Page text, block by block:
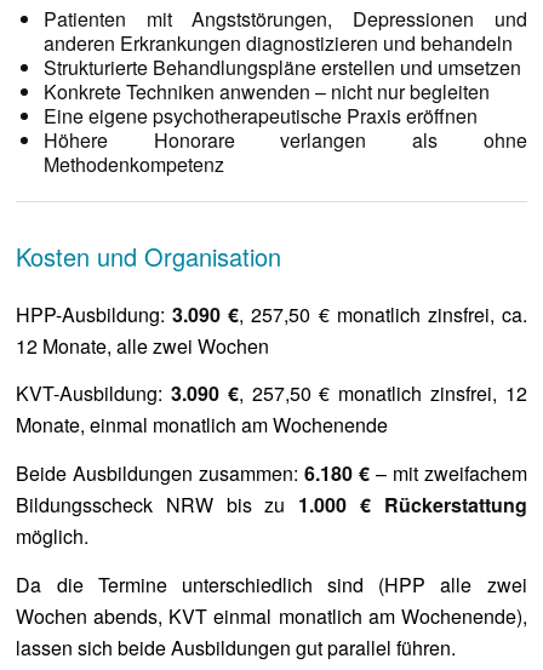
Patienten mit Angststörungen, Depressionen und
anderen Erkrankungen diagnostizieren und behandeln
Strukturierte Behandlungspläne erstellen und umsetzen
Konkrete Techniken anwenden – nicht nur begleiten
Eine eigene psychotherapeutische Praxis eröffnen
Höhere Honorare verlangen als ohne
Methodenkompetenz
Kosten und Organisation
HPP-Ausbildung:3.090 €, 257,50 € monatlich zinsfrei, ca.
12 Monate, alle zwei Wochen
KVT-Ausbildung:3.090 €, 257,50 € monatlich zinsfrei, 12
Monate, einmal monatlich am Wochenende
Beide Ausbildungen zusammen:6.180 €– mit zweifachem
Bildungsscheck NRW bis zu 1.000 € Rückerstattung
möglich.
Da die Termine unterschiedlich sind (HPP alle zwei
Wochen abends, KVT einmal monatlich am Wochenende),
lassen sich beide Ausbildungen gut parallel führen.